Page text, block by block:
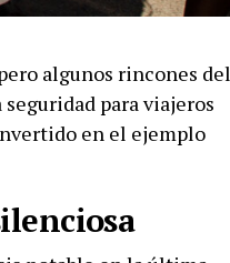
algunos rincones del
para viajeros
en el ejemplo